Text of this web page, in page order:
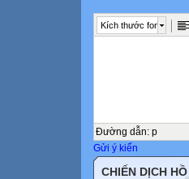
Kích thước font
Đường dẫn: p
Gửi ý kiến
CHIẾN DỊCH